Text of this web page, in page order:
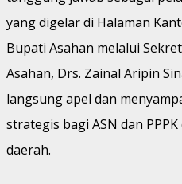
yang digelar di Halaman
Bupati Asahan melalui
Asahan, Drs. Zainal Aripin
langsung apel dan
strategis bagi ASN dan
daerah.